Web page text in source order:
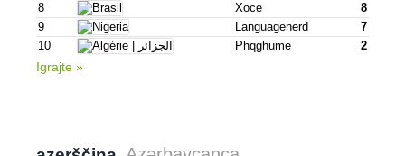
8
Хосе
8
9
Languagenerd
7
10
Phqghume 2
Igrajte »